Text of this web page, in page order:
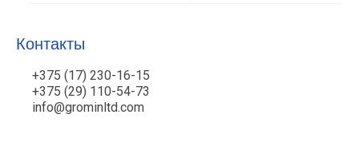
Контакты
+375 (17) 230-16-15
+375 (29) 110-54-73
info@grominltd.com